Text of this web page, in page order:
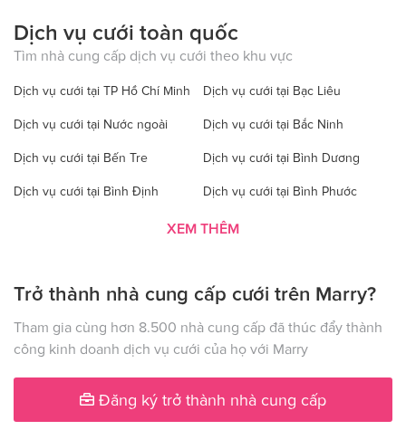
Dịch vụ cưới toàn quốc
Tìm nhà cung cấp dịch vụ cưới theo khu vực
Dịch vụ cưới tại TP Hồ Chí Minh Dịch vụ cưới tại Bạc Liêu
Dịch vụ cưới tại Nước ngoài Dịch vụ cưới tại Bắc Ninh
Dịch vụ cưới tại Bến Tre Dịch vụ cưới tại Bình Dương
Dịch vụ cưới tại Bình Định Dịch vụ cưới tại Bình Phước
Dịch vụ cưới tại Bình Thuận Dịch vụ cưới tại Cà Mau
Dịch vụ cưới tại Hà Nội Dịch vụ cưới tại Đăk Nông
Dịch vụ cưới tại Điện Biên Dịch vụ cưới tại Đồng Nai
Dịch vụ cưới tại Đồng Tháp Dịch vụ cưới tại Gia Lai
Dịch vụ cưới tại Hà Giang Dịch vụ cưới tại Hà Nam
Dịch vụ cưới tại Hà Tây Dịch vụ cưới tại Hà Tĩnh
XEM THÊM
Trở thành nhà cung cấp cưới trên Marry?
Tham gia cùng hơn 8.500 nhà cung cấp đã thúc đẩy thành
công kinh doanh dịch vụ cưới của họ với Marry
Đăng ký trở thành nhà cung cấp